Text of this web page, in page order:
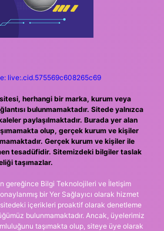
live:.cid.575569c608265c69
herhangi bir marka, kurum veya
bulunmamaktadır. Sitede yalnızca
paylaşılmaktadır. Burada yer alan
olup, gerçek kurum ve kişiler
Gerçek kurum ve kişiler ile
tesadüfidir. Sitemizdeki bilgiler taslak
taşımazlar.
gereğince Bilgi Teknolojileri ve İletişim
bir Yer Sağlayıcı olarak hizmet
içerikleri proaktif olarak denetleme
bulunmamaktadır. Ancak, üyelerimiz
taşımakta olup, siteye üye olarak